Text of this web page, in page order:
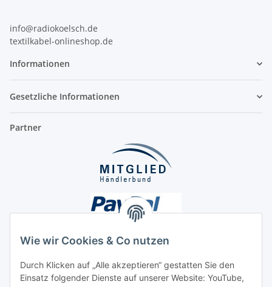
Wie wir Cookies & Co nutzen
Durch Klicken auf „Alle akzeptieren“ gestatten Sie den
Einsatz folgender Dienste auf unserer Website: YouTube,
info@radiokoelsch.de
textilkabel-onlineshop.de
Informationen
Gesetzliche Informationen
Partner
Unsere Seiten